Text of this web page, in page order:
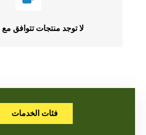
لا توجد منتجات تتوافق مع
فئات الخدمات